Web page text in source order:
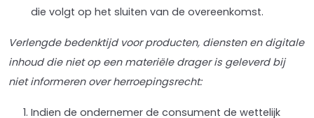
die volgt op het sluiten van de overeenkomst.
Verlengde bedenktijd voor producten, diensten en digitale
inhoud die niet op een materiële drager is geleverd bij
niet informeren over herroepingsrecht:
Indien de ondernemer de consument de wettelijk